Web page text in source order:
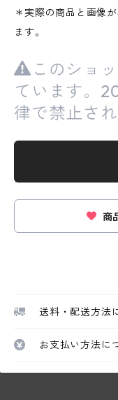
＊実際の商品と画像
ます。
このショ
ています。
律で禁止され
商
送料・配送方法
お支払い方法に